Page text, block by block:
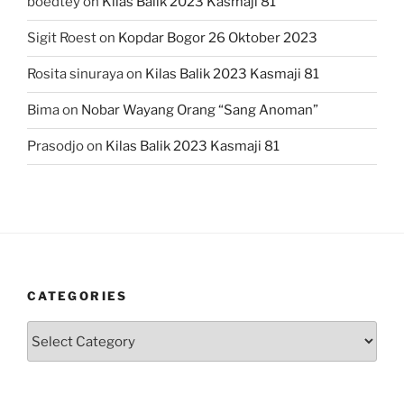
Sigit Roeston Kopdar Bogor 26 Oktober 2023
Rosita sinurayaon Kilas Balik 2023 Kasmaji 81
Bimaon Nobar Wayang Orang “Sang Anoman”
Prasodjoon Kilas Balik 2023 Kasmaji 81
CATEGORIES